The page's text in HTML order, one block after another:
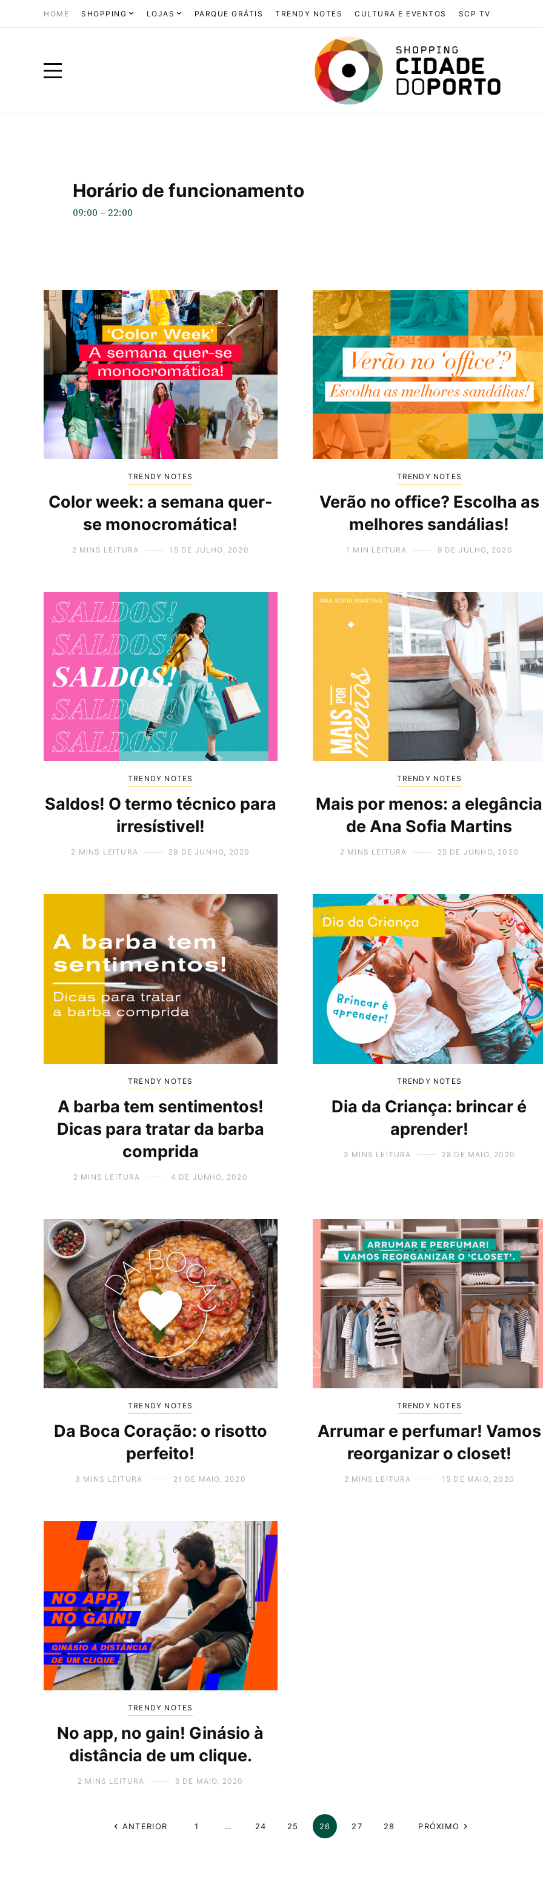
HOME SHOPPING LOJAS PARQUE GRÁTIS TRENDY NOTES CULTURA E EVENTOS SCP TV
Horário de funcionamento
09:00 – 22:00
TRENDY NOTES
Color week: a semana quer-
se monocromática!
2 MINS LEITURA 15 DE JULHO, 2020
TRENDY NOTES
Verão no office? Escolha as
melhores sandálias!
1 MIN LEITURA 9 DE JULHO, 2020
TRENDY NOTES
Saldos! O termo técnico para
irresístivel!
2 MINS LEITURA 29 DE JUNHO, 2020
TRENDY NOTES
Mais por menos: a elegância
de Ana Sofia Martins
2 MINS LEITURA 25 DE JUNHO, 2020
TRENDY NOTES
A barba tem sentimentos!
Dicas para tratar da barba
comprida
2 MINS LEITURA 4 DE JUNHO, 2020
TRENDY NOTES
Dia da Criança: brincar é
aprender!
3 MINS LEITURA 28 DE MAIO, 2020
TRENDY NOTES
Da Boca Coração: o risotto
perfeito!
3 MINS LEITURA 21 DE MAIO, 2020
TRENDY NOTES
Arrumar e perfumar! Vamos
reorganizar o closet!
2 MINS LEITURA 15 DE MAIO, 2020
TRENDY NOTES
No app, no gain! Ginásio à
distância de um clique.
2 MINS LEITURA 6 DE MAIO, 2020
ANTERIOR 1 … 24 25 26 27 28 PRÓXIMO
Conheça a
decoração de Natal
2022
24 DE NOVEMBRO, 2022
O coração do
Porto, mais
de si!
19 DE AGOSTO, 2022